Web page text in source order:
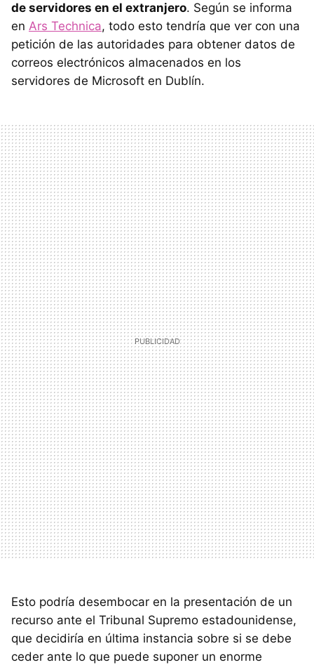
de servidores en el extranjero. Según se informa
en Ars Technica, todo esto tendría que ver con una
petición de las autoridades para obtener datos de
correos electrónicos almacenados en los
servidores de Microsoft en Dublín.
Esto podría desembocar en la presentación de un
recurso ante el Tribunal Supremo estadounidense,
que decidiría en última instancia sobre si se debe
ceder ante lo que puede suponer un enorme